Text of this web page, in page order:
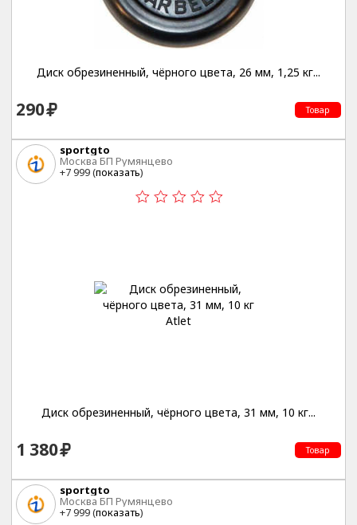
Диск обрезиненный, чёрного цвета, 26 мм, 1,25 кг...
290 Товар
sportgto
Москва БП Румянцево
+7 999 (показать)
Диск обрезиненный, чёрного цвета, 31 мм, 10 кг...
1 380 Товар
sportgto
Москва БП Румянцево
+7 999 (показать)